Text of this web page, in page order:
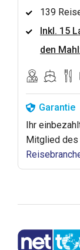
139
Inkl. 15
den
Garantie
Ihr
Mitglied des